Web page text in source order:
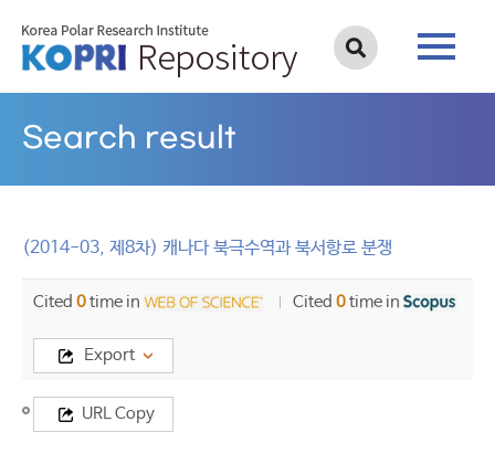
Search result
(2014-03, 제8차) 캐나다 북극수역과 북서항로 분쟁
Cited 0time in Cited 0time in
Export
URL Copy
Title
(2014-